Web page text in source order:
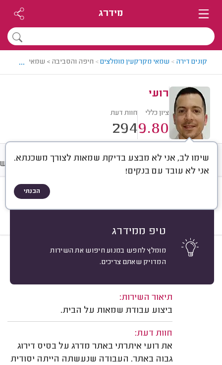
מידרג
קונים דירה > שמאי מקרקעין מומלצים> חיפה והסביבה > שמאי מקרקעין
...
רועי
ציון כללי
9.80
חוות דעת
294
שימו לב, אני לא מבצע בדיקת שמאות לצורך משכנתא.
אני לא עובד עם בנקים!
הבנתי
טיפ ממידרג
מומלץ לחפש במנוע חיפוש את השירות
המדויק שאתם צריכים.
חוות דעת מחירים ממוצע
ויקטור מ. חיפה.
אשרור: 05/08/2026
תיאור השירות:
ביצוע עבודת שמאות על הבית.
חוות דעת:
את רועי איתרתי באתר מדרג על בסיס דירוג
גבוה באתר. העבודה שנעשתה הייתה יסודית
10